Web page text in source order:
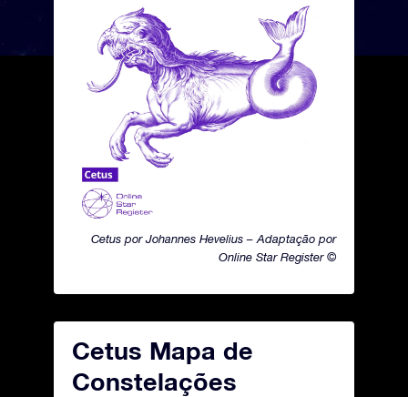
Cetus por Johannes Hevelius – Adaptação por
Online Star Register ©
Cetus Mapa de
Constelações